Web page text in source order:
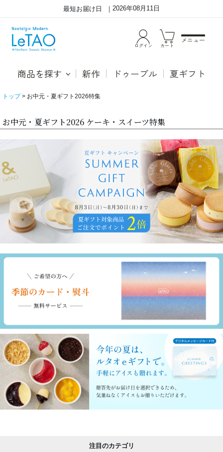
最短お届け日 2026年08月11日
ログイン カート
メニュー
商品を探す 新作 ドゥーブル 夏ギフト
トップ お中元・夏ギフト2026特集
お中元・夏ギフト2026 ケーキ・スイーツ特集
注目のカテゴリ